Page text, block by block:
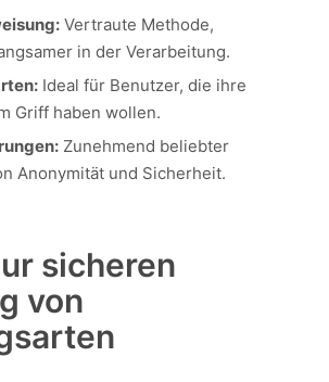
Vertraute Methode,
in der Verarbeitung.
Ideal für Benutzer, die ihre
Griff haben wollen.
Zunehmend beliebter
Anonymität und Sicherheit.
sicheren
von